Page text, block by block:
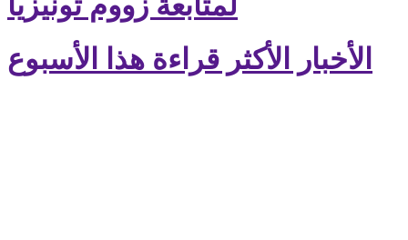
الأخبار الأكثر قراءة هذا الأسبوع